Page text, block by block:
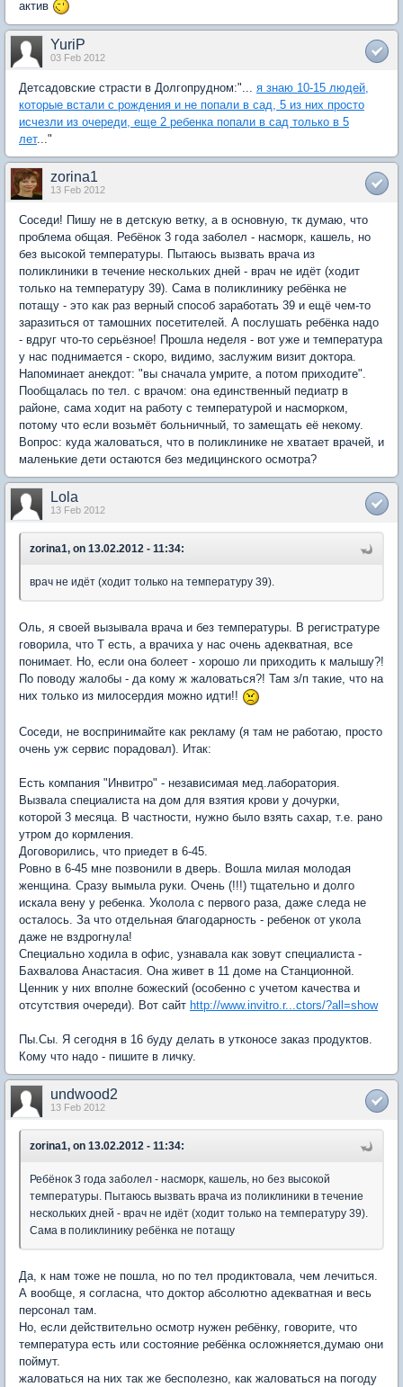
актив
YuriP
03 Feb 2012
Детсадовские страсти в Долгопрудном:"... я знаю 10-15 людей,
которые встали с рождения и не попали в сад, 5 из них просто
исчезли из очереди, еще 2 ребенка попали в сад только в 5
лет..."
zorina1
13 Feb 2012
Соседи! Пишу не в детскую ветку, а в основную, тк думаю, что
проблема общая. Ребёнок 3 года заболел - насморк, кашель, но
без высокой температуры. Пытаюсь вызвать врача из
поликлиники в течение нескольких дней - врач не идёт (ходит
только на температуру 39). Сама в поликлинику ребёнка не
потащу - это как раз верный способ заработать 39 и ещё чем-то
заразиться от тамошних посетителей. А послушать ребёнка надо
- вдруг что-то серьёзное! Прошла неделя - вот уже и температура
у нас поднимается - скоро, видимо, заслужим визит доктора.
Напоминает анекдот: "вы сначала умрите, а потом приходите".
Пообщалась по тел. с врачом: она единственный педиатр в
районе, сама ходит на работу с температурой и насморком,
потому что если возьмёт больничный, то замещать её некому.
Вопрос: куда жаловаться, что в поликлинике не хватает врачей, и
маленькие дети остаются без медицинского осмотра?
Lola
13 Feb 2012
zorina1, on 13.02.2012 - 11:34:
врач не идёт (ходит только на температуру 39).
Оль, я своей вызывала врача и без температуры. В регистратуре
говорила, что Т есть, а врачиха у нас очень адекватная, все
понимает. Но, если она болеет - хорошо ли приходить к малышу?!
По поводу жалобы - да кому ж жаловаться?! Там з/п такие, что на
них только из милосердия можно идти!!
Соседи, не воспринимайте как рекламу (я там не работаю, просто
очень уж сервис порадовал). Итак:
Есть компания "Инвитро" - независимая мед.лаборатория.
Вызвала специалиста на дом для взятия крови у дочурки,
которой 3 месяца. В частности, нужно было взять сахар, т.е. рано
утром до кормления.
Договорились, что приедет в 6-45.
Ровно в 6-45 мне позвонили в дверь. Вошла милая молодая
женщина. Сразу вымыла руки. Очень (!!!) тщательно и долго
искала вену у ребенка. Уколола с первого раза, даже следа не
осталось. За что отдельная благодарность - ребенок от укола
даже не вздрогнула!
Специально ходила в офис, узнавала как зовут специалиста -
Бахвалова Анастасия. Она живет в 11 доме на Станционной.
Ценник у них вполне божеский (особенно с учетом качества и
отсутствия очереди). Вот сайт http://www.invitro.r...ctors/?all=show
Пы.Сы. Я сегодня в 16 буду делать в утконосе заказ продуктов.
Кому что надо - пишите в личку.
undwood2
13 Feb 2012
zorina1, on 13.02.2012 - 11:34:
Ребёнок 3 года заболел - насморк, кашель, но без высокой
температуры. Пытаюсь вызвать врача из поликлиники в течение
нескольких дней - врач не идёт (ходит только на температуру 39).
Сама в поликлинику ребёнка не потащу
Да, к нам тоже не пошла, но по тел продиктовала, чем лечиться.
А вообще, я согласна, что доктор абсолютно адекватная и весь
персонал там.
Но, если действительно осмотр нужен ребёнку, говорите, что
температура есть или состояние ребёнка осложняется,думаю они
поймут.
жаловаться на них так же бесполезно, как жаловаться на погоду